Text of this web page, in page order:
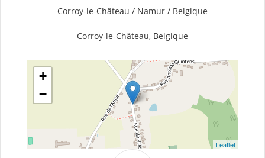
Corroy-le-Château / Namur / Belgique
Corroy-le-Château, Belgique
+
−
Leaflet